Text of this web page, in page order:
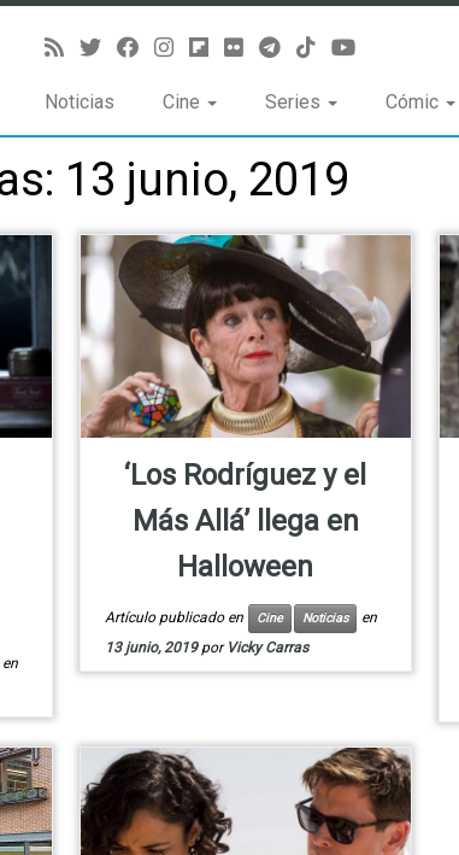
Noticias Cine Series Cómic
13 junio, 2019
en
‘Los Rodríguez y el
Más Allá’ llega en
Halloween
Artículo publicado en Cine Noticias
en
13 junio, 2019 por Vicky Carras